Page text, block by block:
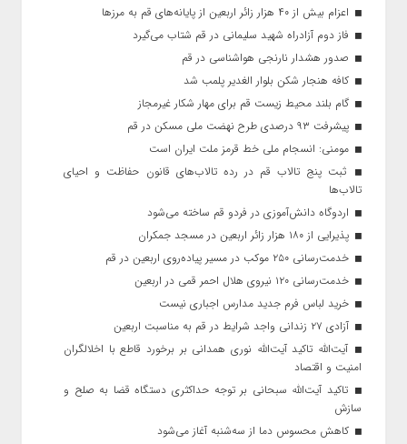
اعزام بیش از ۴۰ هزار زائر اربعین از پایانه‌های قم به مرزها
فاز دوم آزادراه شهید سلیمانی در قم شتاب می‌گیرد
صدور هشدار نارنجی هواشناسی در قم
کافه هنجار شکن بلوار الغدیر پلمب شد
گام بلند محیط زیست قم برای مهار شکار غیرمجاز
پیشرفت ۹۳ درصدی طرح نهضت ملی مسکن در قم
مومنی: انسجام ملی خط قرمز ملت ایران است
ثبت پنج تالاب قم در رده تالاب‌های قانون حفاظت و احیای
تالاب‌ها
اردوگاه دانش‌آموزی در فردو قم ساخته می‌شود
پذیرایی از ۱۸۰ هزار زائر اربعین در مسجد جمکران
خدمت‌رسانی ۲۵۰ موکب در مسیر پیاده‌روی اربعین در قم
خدمت‌رسانی ۱۲۰ نیروی هلال احمر قمی در اربعین
خرید لباس فرم جدید مدارس اجباری نیست
آزادی ۲۷ زندانی واجد شرایط در قم به مناسبت اربعین
آیت‌الله تاکید آیت‌الله نوری همدانی بر برخورد قاطع با اخلالگران
امنیت و اقتصاد
تاکید آیت‌الله‌ سبحانی بر توجه حداکثری دستگاه قضا به صلح و
سازش
کاهش محسوس دما از سه‌شنبه آغاز می‌شود